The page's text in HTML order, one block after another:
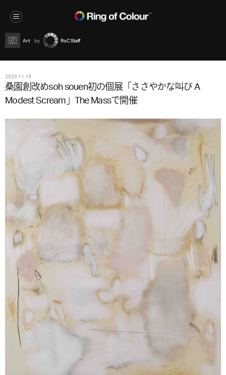
Art RoC Staff
2020.11.19
桑園創改めsoh souen初の個展「ささやかな叫び A
Modest Scream」The Massで開催